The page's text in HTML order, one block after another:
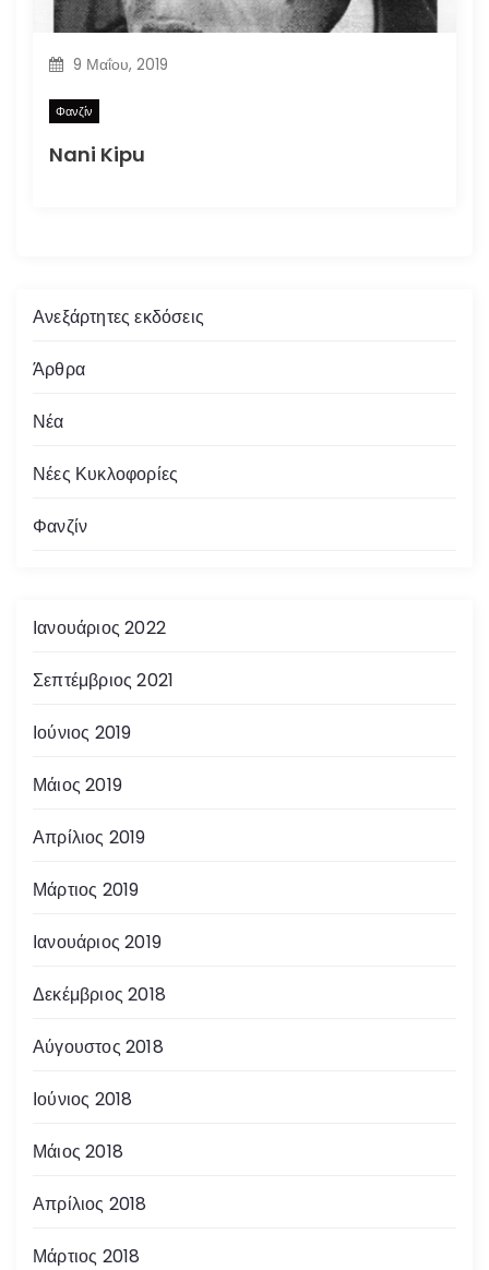
9 Μαΐου, 2019
Φανζίν
Nani Kipu
Ανεξάρτητες εκδόσεις
Άρθρα
Νέα
Νέες Κυκλοφορίες
Φανζίν
Ιανουάριος 2022
Σεπτέμβριος 2021
Ιούνιος 2019
Μάιος 2019
Απρίλιος 2019
Μάρτιος 2019
Ιανουάριος 2019
Δεκέμβριος 2018
Αύγουστος 2018
Ιούνιος 2018
Μάιος 2018
Απρίλιος 2018
Μάρτιος 2018